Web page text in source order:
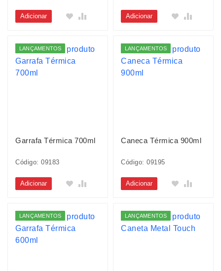
Adicionar Adicionar
LANÇAMENTOS
Garrafa Térmica 700ml
Código: 09183
Adicionar
LANÇAMENTOS
Caneca Térmica 900ml
Código: 09195
Adicionar
LANÇAMENTOS LANÇAMENTOS